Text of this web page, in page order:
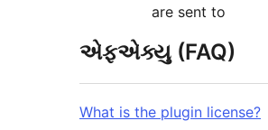
are sent to
એફએક્યુ (FAQ)
What is the plugin license?